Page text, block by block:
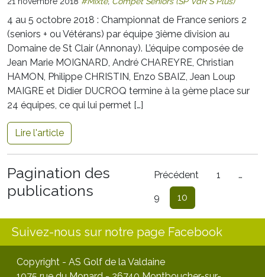
4 au 5 octobre 2018 : Championnat de France seniors 2
(seniors + ou Vétérans) par équipe 3ième division au
Domaine de St Clair (Annonay). L’équipe composée de
Jean Marie MOIGNARD, André CHAREYRE, Christian
HAMON, Philippe CHRISTIN, Enzo SBAIZ, Jean Loup
MAIGRE et Didier DUCROQ termine à la 9ème place sur
24 équipes, ce qui lui permet […]
Lire l'article
Pagination des
publications
Précédent 1
…
9
10
Suivez-nous sur notre page Facebook
Copyright - AS Golf de la Valdaine